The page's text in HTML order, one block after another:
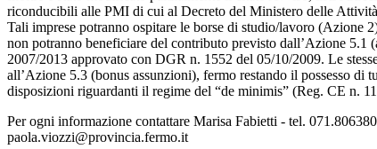
riconducibili alle PMI di cui al Decreto del Ministero delle
Tali imprese potranno ospitare le borse di studio/lavoro (Azione
non potranno beneficiare del contributo previsto dall’Azione 5.1
2007/2013 approvato con DGR n. 1552 del 05/10/2009. Le
all’Azione 5.3 (bonus assunzioni), fermo restando il possesso
disposizioni riguardanti il regime del “de minimis” (Reg. CE n.
Per ogni informazione contattare Marisa Fabietti - tel.
paola.viozzi@provincia.fermo.it